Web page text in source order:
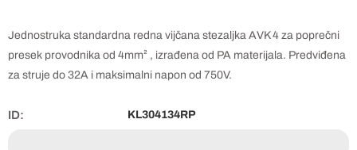
Jednostruka standardna redna vijčana stezaljka AVK 4 za poprečni
presek provodnika od 4mm² , izrađena od PA materijala. Predviđena
za struje do 32A i maksimalni napon od 750V.
ID: KL304134RP